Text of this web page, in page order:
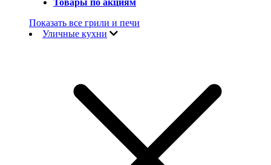
Товары по акциям
Показать все грили и печи
Уличные кухни